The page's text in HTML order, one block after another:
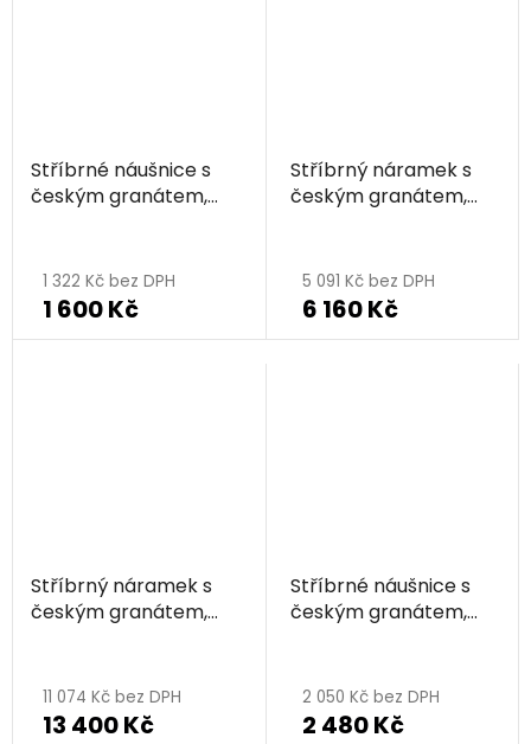
Stříbrné náušnice s
českým granátem,
hodnocení
produktu
je
1 322 Kč bez DPH
1 600 Kč
Stříbrný náramek s
českým granátem,
5 091 Kč bez DPH
6 160 Kč
Stříbrný náramek s
českým granátem,
11 074 Kč bez DPH
13 400 Kč
Stříbrné náušnice s
českým granátem,
2 050 Kč bez DPH
2 480 Kč